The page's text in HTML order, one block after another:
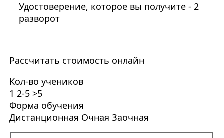
Удостоверение, которое вы получите - 2
разворот
Рассчитать стоимость онлайн
Кол-во учеников
1 2-5 >5
Форма обучения
Дистанционная Очная Заочная